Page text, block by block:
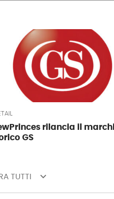
rilancia il
GS
TUTTI keyboard_arrow_down